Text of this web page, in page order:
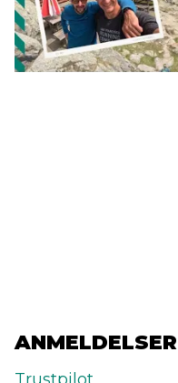
ANMELDELSER
Trustpilot